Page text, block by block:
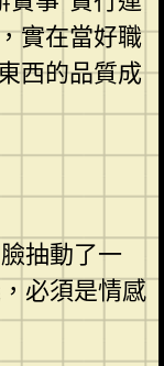
實在當好職
西的品質成
抽動了一
必須是情感